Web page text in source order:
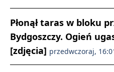
Płonął taras w bloku
Bydgoszczy. Ogień
[zdjęcia] przedwczoraj,